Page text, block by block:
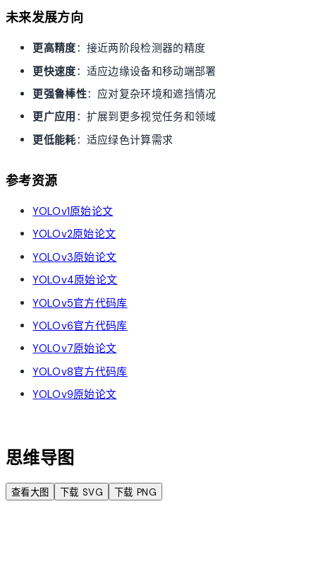
未来发展方向
更高精度：接近两阶段检测器的精度
更快速度：适应边缘设备和移动端部署
更强鲁棒性：应对复杂环境和遮挡情况
更广应用 ：扩展到更多视觉任务和领域
更低能耗：适应绿色计算需求
参考资源
YOLOv1原始论文
YOLOv2原始论文
YOLOv3原始论文
YOLOv4原始论文
YOLOv5官方代码库
YOLOv6官方代码库
YOLOv7原始论文
YOLOv8官方代码库
YOLOv9原始论文
思维导图
查看大图 下载 SVG 下载 PNG